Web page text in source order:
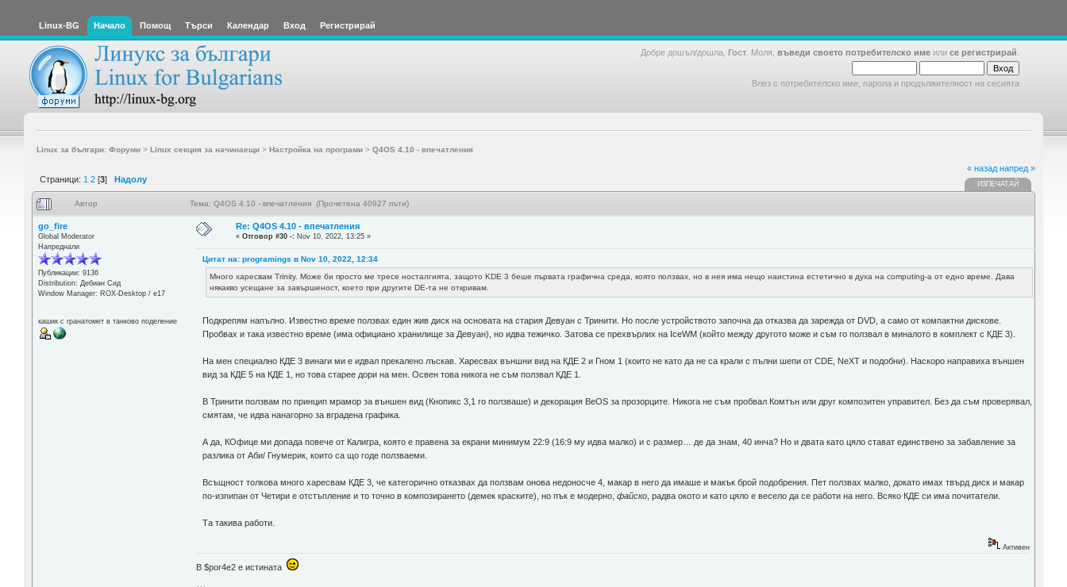
Linux-BG Начало Помощ Търси Календар Вход Регистрирай
Добре дошъл/дошла, Гост . Моля, въведи своето потребителско име или се регистрирай
Влез с потребителско име, парола и продължителност на сесията
Linux за българи: Форуми> Linux секция за начинаещи> Настройка на програми> Q4OS 4.10 - впечатления
Страници: 1 2 [3] Надолу
« назад напред »
ИЗПЕЧАТАЙ
Автор Тема: Q4OS 4.10 - впечатления (Прочетена 40927 пъти)
go_fire
Global Moderator
Напреднали
Публикации: 9136
Distribution: Дебиан Сид
Window Manager: ROX-Desktop / е17
кашик с гранатомет в танково поделение
Re: Q4OS 4.10 - впечатления
«Отговор #30 -: Nov 10, 2022, 13:25 »
Цитат на: programings в Nov 10, 2022, 12:34
Много харесвам Trinity. Може би просто ме тресе носталгията, защото KDE 3 беше първата графична среда, която ползвах, но в нея има нещо наистина естетично в духа на computing-а от едно време. Дава
някакво усещане за завършеност, което при другите DE-та не откривам.
Подкрепям напълно. Известно време ползвах един жив диск на основата на стария Девуан с Тринити. Но после устройството започна да отказва да зарежда от DVD, а само от компактни дискове.
Пробвах и така известно време (има официано хранилище за Девуан), но идва тежичко. Затова се прехвърлих на IceWM (който между другото може и съм го ползвал в миналото в комплект с КДЕ 3).
На мен специално КДЕ 3 винаги ми е идвал прекалено лъскав. Харесвах външни вид на КДЕ 2 и Гном 1 (които не като да не са крали с пълни шепи от CDE, NeXT и подобни). Наскоро направиха външен
вид за КДЕ 5 на КДЕ 1, но това старее дори на мен. Освен това никога не съм ползвал КДЕ 1.
В Тринити ползвам по принцип мрамор за външен вид (Кнопикс 3,1 го ползваше) и декорация BeOS за прозорците. Никога не съм пробвал Комтън или друг композитен управител. Без да съм проверявал,
смятам, че идва нанагорно за вградена графика.
А да, КОфице ми допада повече от Калигра, която е правена за екрани минимум 22:9 (16:9 му идва малко) и с размер… де да знам, 40 инча? Но и двата като цяло стават единствено за забавление за
разлика от Аби/ Гнумерик, които са що годе ползваеми.
Всъщност толкова много харесвам КДЕ 3, че категорично отказвах да ползвам онова недоносче 4, макар в него да имаше и макък брой подобрения. Пет ползвах малко, докато имах твърд диск и макар
по-изпипан от Четири е отстъпление и то точно в композирането (демек краските), но пък е модерно,файско , радва окото и като цяло е весело да се работи на него. Всяко КДЕ си има почитатели.
Та такива работи.
Активен
В $por4e2 e истината